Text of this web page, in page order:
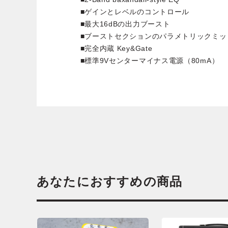
■ゲインとレベルのコントロール
■最大16dBの出力ブースト
■ブーストセクションのパラメトリックミ
■完全内蔵 Key&Gate
■標準9Vセンターマイナス電源（80mA）
あなたにおすすめの商品